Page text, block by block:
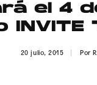
el 4
INVITE
20 julio, 2015 Por